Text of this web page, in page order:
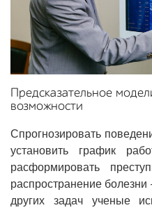
Предсказательное
возможности
Спрогнозировать
установить график
расформировать
распространение
других задач ученые